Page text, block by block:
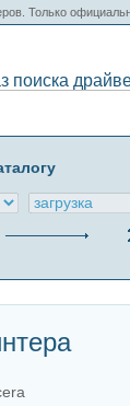
Только
поиска